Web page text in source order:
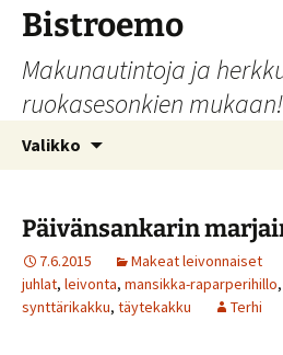
Siirry
sisältöön
Bistroemo
Makunautintoja ja
ruokasesonkien mukaan!
Valikko
Päivänsankarin
7.6.2015 Makeat leivonnaiset
juhlat, leivonta, mansikka-raparperihillo,
synttärikakku, täytekakku Terhi